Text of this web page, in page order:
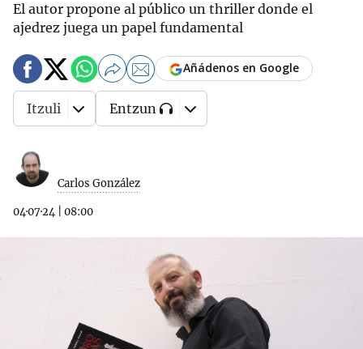
El autor propone al público un thriller donde el
ajedrez juega un papel fundamental
Carlos González
04·07·24 08:00
Añádenos en Google
Itzuli Entzun